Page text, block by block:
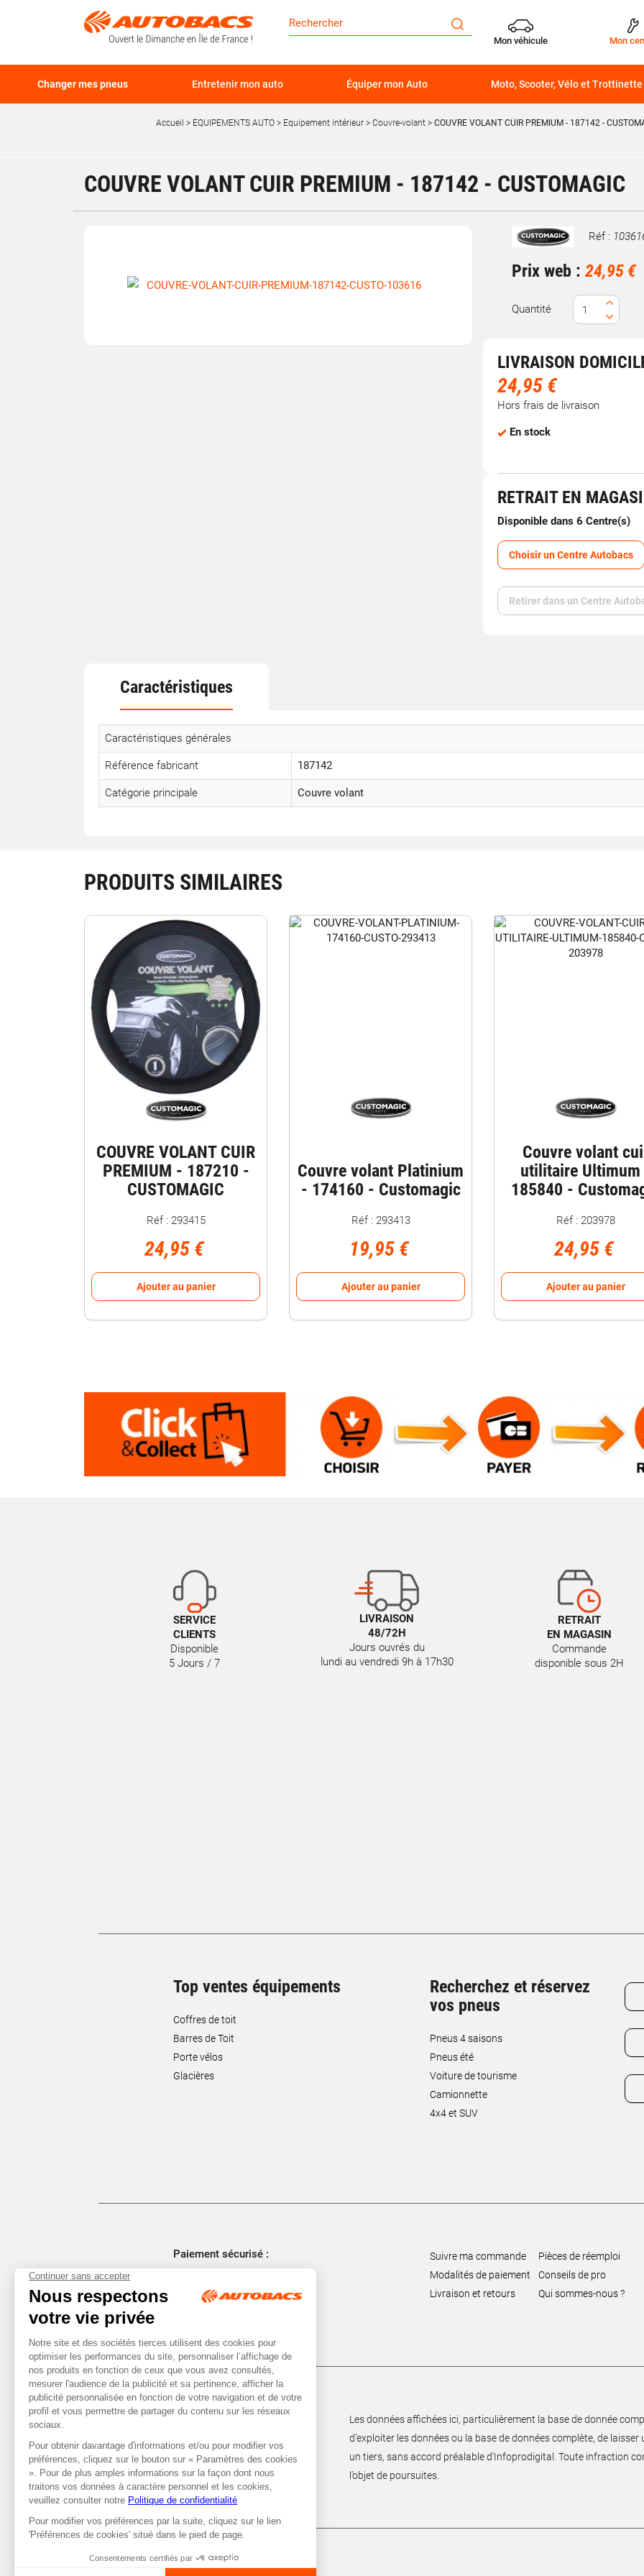
Mon véhicule Mon
Changer mes pneus Entretenir mon auto Équiper mon Auto Moto, Scooter, Vélo et Trottinette
Accueil EQUIPEMENTS AUTO Equipement intérieur Couvre-volant COUVRE VOLANT CUIR PREMIUM - 187142 -
COUVRE VOLANT CUIR PREMIUM - 187142 - CUSTOMAGIC
Marque Réf :
Prix web : 24,95 €
Quantité
LIVRAISON
24,95 €
Hors frais de livraison
En stock
RETRAIT EN
Disponible dans 6 Centre(s)
Choisir un Centre Autobacs
Retirer dans un Centre
Caractéristiques
Caractéristiques générales
Référence fabricant 187142
Catégorie principale Couvre volant
PRODUITS SIMILAIRES
COUVRE VOLANT CUIR
PREMIUM - 187210 -
CUSTOMAGIC
Réf : 293415
24,95 €
Ajouter au panier
Couvre volant Platinium
- 174160 - Customagic
Réf : 293413
19,95 €
Ajouter au panier
Couvre volant
utilitaire
185840 -
Réf : 203978
24,95 €
Ajouter au panier
SERVICE
CLIENTS
Disponible
5 Jours / 7
LIVRAISON
48/72H
Jours ouvrés du
lundi au vendredi 9h à 17h30
RETRAIT
EN MAGASIN
Commande
disponible sous 2H
Top ventes équipements
Coffres de toit
Barres de Toit
Porte vélos
Glacières
Recherchez et réservez
vos pneus
Pneus 4 saisons
Pneus été
Voiture de tourisme
Camionnette
4x4 et SUV
Paiement sécurisé :
Suivre ma commande
Modalités de paiement
Livraison et retours
Pièces de réemploi
Conseils de pro
Qui sommes-nous ?
Les données affichées ici, particulièrement la base de donnée
d’exploiter les données ou la base de données complète, de
un tiers, sans accord préalable d'Infoprodigital. Toute infraction
l’objet de poursuites.